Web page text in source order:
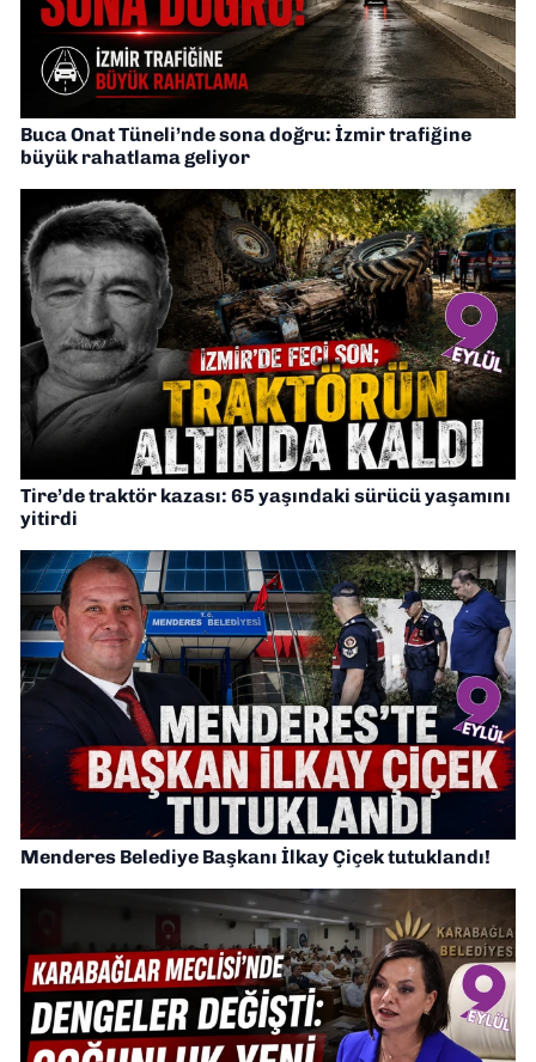
Buca Onat Tüneli’nde sona doğru: İzmir trafiğine
büyük rahatlama geliyor
Tire’de traktör kazası: 65 yaşındaki sürücü yaşamını
yitirdi
Menderes Belediye Başkanı İlkay Çiçek tutuklandı!